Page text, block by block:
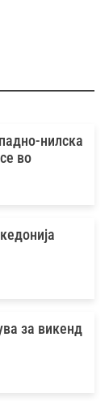
нилска
во
за викенд